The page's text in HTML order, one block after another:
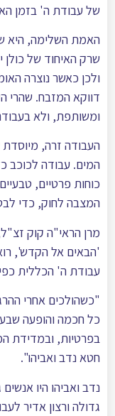
של עבודת ה' בזמן
האמת השלימה, היא
שרק האיחוד של
ולכן כאשר נוצרה
דווקא המזבח. שהרי
ומשותפת, ולא
העבודה זרה, מיוסדת
המים. עבודה לכוכב
כוחות פרטיים,
המצבה לחוק, כדי
מרן הראי"ה קוק
'הבאים אל הקדש',
עבודת ה' הכללית
"כשהולכים אחרי
כל חכמה והופעה
בפרטיות, ובמדידת
חטא נדב ואביהו".
נדב ואביהו היו
גדולה ורצון אדיר